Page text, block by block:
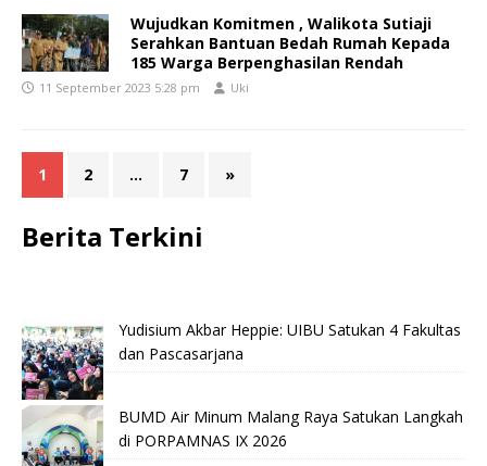
Wujudkan Komitmen , Walikota Sutiaji
Serahkan Bantuan Bedah Rumah Kepada
185 Warga Berpenghasilan Rendah
11 September 2023 5:28 pm Uki
1 2 … 7 »
Berita Terkini
Yudisium Akbar Heppie: UIBU Satukan 4 Fakultas
dan Pascasarjana
BUMD Air Minum Malang Raya Satukan Langkah
di PORPAMNAS IX 2026